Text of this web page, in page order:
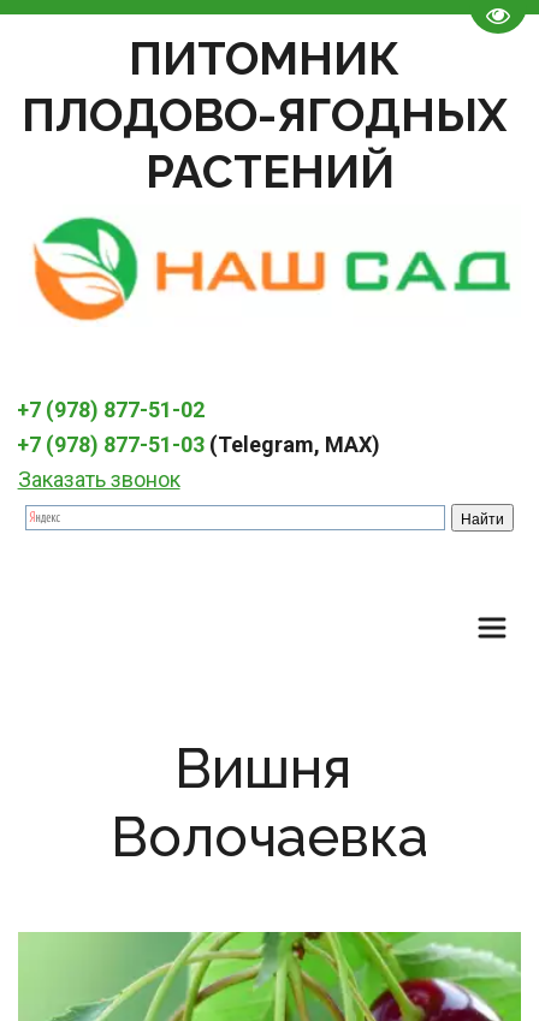
ПИТОМНИК
ПЛОДОВО-ЯГОДНЫХ
РАСТЕНИЙ
+7 (978) 877-51-02
+7 (978) 877-51-03 (Telegram, MAX)
Заказать звонок
Вишня
Волочаевка